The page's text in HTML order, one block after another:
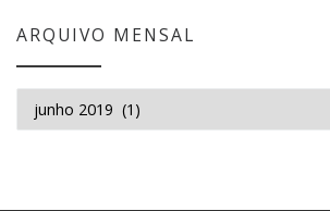
ARQUIVO MENSAL